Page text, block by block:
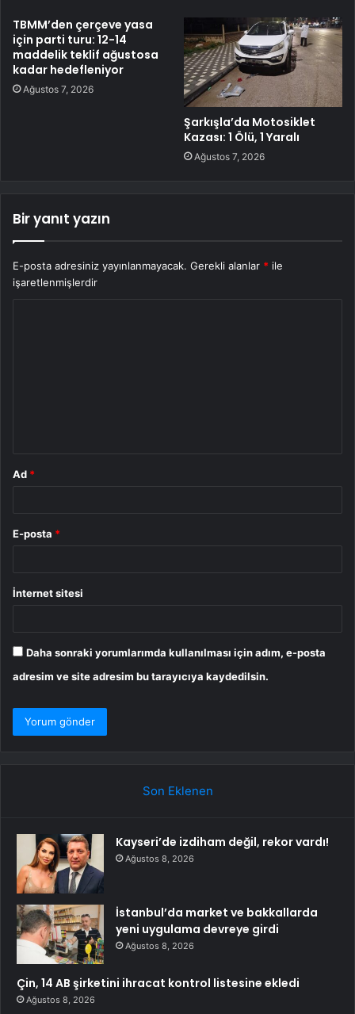
TBMM’den çerçeve yasa
için parti turu: 12-14
maddelik teklif ağustosa
kadar hedefleniyor
Ağustos 7, 2026
Şarkışla’da Motosiklet
Kazası: 1 Ölü, 1 Yaralı
Ağustos 7, 2026
Bir yanıt yazın
E-posta adresiniz yayınlanmayacak. Gerekli alanlar * ile
işaretlenmişlerdir
Ad *
E-posta *
İnternet sitesi
Daha sonraki yorumlarımda kullanılması için adım, e-posta
adresim ve site adresim bu tarayıcıya kaydedilsin.
Son Eklenen
Kayseri’de izdiham değil, rekor vardı!
Ağustos 8, 2026
İstanbul’da market ve bakkallarda
yeni uygulama devreye girdi
Ağustos 8, 2026
Çin, 14 AB şirketini ihracat kontrol listesine ekledi
Ağustos 8, 2026